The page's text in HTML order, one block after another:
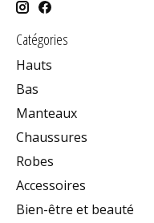
Catégories
Hauts
Bas
Manteaux
Chaussures
Robes
Accessoires
Bien-être et beauté